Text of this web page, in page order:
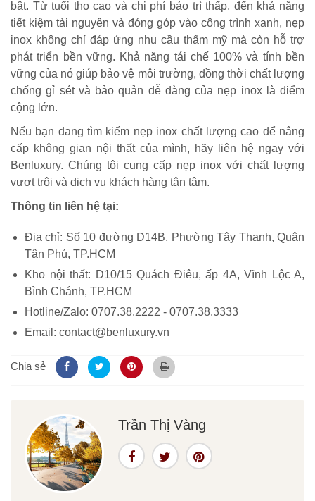
bật. Từ tuổi thọ cao và chi phí bảo trì thấp, đến khả năng
tiết kiệm tài nguyên và đóng góp vào công trình xanh, nẹp
inox không chỉ đáp ứng nhu cầu thẩm mỹ mà còn hỗ trợ
phát triển bền vững. Khả năng tái chế 100% và tính bền
vững của nó giúp bảo vệ môi trường, đồng thời chất lượng
chống gỉ sét và bảo quản dễ dàng của nẹp inox là điểm
cộng lớn.
Nếu bạn đang tìm kiếm nẹp inox chất lượng cao để nâng
cấp không gian nội thất của mình, hãy liên hệ ngay với
Benluxury. Chúng tôi cung cấp nẹp inox với chất lượng
vượt trội và dịch vụ khách hàng tận tâm.
Thông tin liên hệ tại:
Địa chỉ: Số 10 đường D14B, Phường Tây Thạnh, Quận
Tân Phú, TP.HCM
Kho nội thất: D10/15 Quách Điêu, ấp 4A, Vĩnh Lộc A,
Bình Chánh, TP.HCM
Hotline/Zalo: 0707.38.2222 - 0707.38.3333
Email: contact@benluxury.vn
Chia sẻ
Trần Thị Vàng